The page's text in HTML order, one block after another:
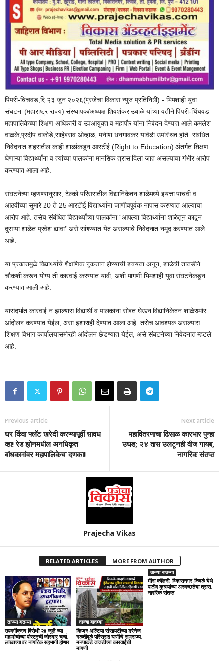
पिंपरी-चिंचवड,दि.२३ जुन २०२६(प्रजेचा विकास न्युज प्रतिनिधी):- भिमशाही युवा
संघटना (महाराष्ट्र राज्य) संस्थापक/अध्यक्ष शिवशंकर उबाळे यांच्या वतीने पिंपरी-चिंचवड
महापालिकेच्या शिक्षण अधिकारी व उपआयुक्त व महापौर यांना निवेदन देण्यात आले कमलेश
वाळके,प्रदीप वाकोडे,साहेबराव ओव्हाळ, मनीषा धनगावकर यावेळी उपस्थित होते. संबंधित
निवेदनात शहरातील काही शाळांकडून आरटीई (Right to Education) अंतर्गत शिक्षण
घेणाऱ्या विद्यार्थ्यांना व त्यांच्या पालकांना मानसिक त्रास दिला जात असल्याचा गंभीर आरोप
करण्यात आला आहे.
संघटनेच्या म्हणण्यानुसार, टेल्को परिसरातील विद्यानिकेतन शाळेमध्ये इयत्ता पाचवी व
आठवीच्या सुमारे 20 ते 25 आरटीई विद्यार्थ्यांना जाणीवपूर्वक नापास करण्यात आल्याचा
आरोप आहे. तसेच संबंधित विद्यार्थ्यांच्या पालकांना “आपल्या विद्यार्थ्यांना शाळेतून काढून
दुसऱ्या शाळेत प्रवेश द्यावा” असे सांगण्यात येत असल्याचे निवेदनात नमूद करण्यात आले
आहे.
या प्रकारामुळे विद्यार्थ्यांचे शैक्षणिक नुकसान होण्याची शक्यता असून, शाळेची तातडीने
चौकशी करून योग्य ती कारवाई करण्यात यावी, अशी मागणी भिमशाही युवा संघटनेकडून
करण्यात आली आहे.
यासंदर्भात कारवाई न झाल्यास विद्यार्थी व पालकांना सोबत घेऊन विद्यानिकेतन शाळेसमोर
आंदोलन करण्यात येईल, असा इशाराही देण्यात आला आहे. तसेच आवश्यक असल्यास
शिक्षण विभाग कार्यालयासमोरही आंदोलन छेडण्यात येईल, असे संघटनेच्या निवेदनात म्हटले
आहे.
Previous article
घर किंवा फ्लॅट खरेदी करण्यापूर्वी सावध
व्हा! रेड झोनमधील अनधिकृत
बांधकामांवर महापालिकेचा दणका!
Next article
महावितरणाचा ढिसाळ कारभार पुन्हा
उघड; २४ तास उलटूनही वीज गायब,
नागरिक संतप्त
Prajecha Vikas
RELATED ARTICLES MORE FROM AUTHOR
ताज्या बातम्या
उपवर्गीकरण विरोधी २४ जुलै च्या
महामोर्चाच्या पोस्टरची जोरदार चर्चा;
लाखाच्या वर नागरिक सहभागी होणार
ताज्या बातम्या
व्हिजन अल्टिया सोसायटीच्या ड्रेनेज
गळतीमुळे परिसरात घाणीचे साम्राज्य;
मनपाकडे तातडीच्या कारवाईची
मागणी
ताज्या बातम्या
मीना कॉलनी, विकासनगर-किवळे येथे
पाळीव कुत्र्यांच्या अस्वच्छतेचा त्रास;
नागरिक संतप्त